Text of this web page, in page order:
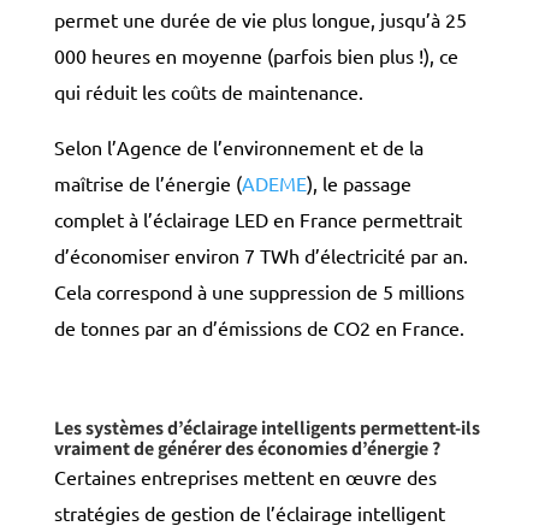
permet une durée de vie plus longue, jusqu’à 25
000 heures en moyenne (parfois bien plus !), ce
qui réduit les coûts de maintenance.
Selon l’Agence de l’environnement et de la
maîtrise de l’énergie (ADEME), le passage
complet à l’éclairage LED en France permettrait
d’économiser environ 7 TWh d’électricité par an.
Cela correspond à une suppression de 5 millions
de tonnes par an d’émissions de CO2 en France.
Les systèmes d’éclairage intelligents permettent-ils
vraiment de générer des économies d’énergie ?
Certaines entreprises mettent en œuvre des
stratégies de gestion de l’éclairage intelligent